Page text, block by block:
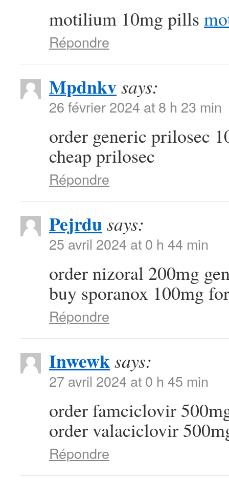
motilium 10mg pills
Répondre
Mpdnkvsays:
26 février 2024 at 8 h 23 min
order generic prilosec
cheap prilosec
Répondre
Pejrdusays:
25 avril 2024 at 0 h 44 min
order nizoral 200mg
buy sporanox 100mg
Répondre
Inwewksays:
27 avril 2024 at 0 h 45 min
order famciclovir
order valaciclovir
Répondre